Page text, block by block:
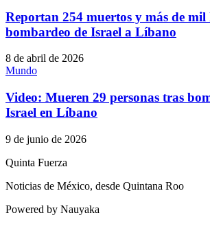
Reportan 254 muertos y más de mil
bombardeo de Israel a Líbano
8 de abril de 2026
Mundo
Video: Mueren 29 personas tras
Israel en Líbano
9 de junio de 2026
Quinta Fuerza
Noticias de México, desde Quintana Roo
Powered by Nauyaka